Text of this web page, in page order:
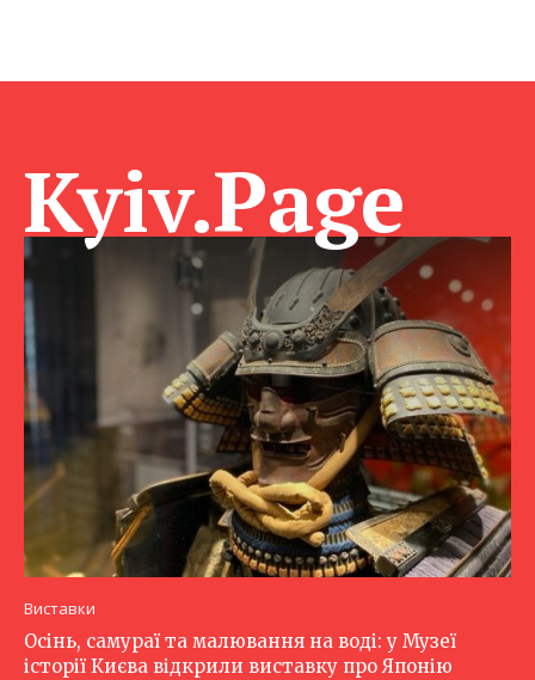
Kyiv.Page
Виставки
Осінь, самураї та малювання на воді: у Музеї
історії Києва відкрили виставку про Японію